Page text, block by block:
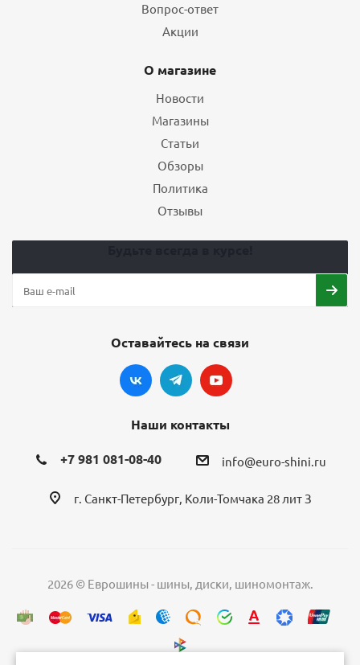
Вопрос-ответ
Акции
О магазине
Новости
Магазины
Статьи
Обзоры
Политика
Отзывы
Оставайтесь на связи
Наши контакты
+7 981 081-08-40 info@euro-shini.ru
г. Санкт-Петербург, Коли-Томчака 28 лит З
2026 © Еврошины - шины, диски, шиномонтаж.